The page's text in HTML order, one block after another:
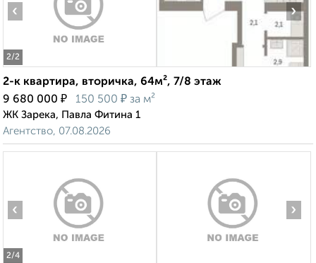
2/2
‹ ›
2-к квартира, вторичка, 64м², 7/8 этаж
9 680 000 ₽ 150 500 ₽ за м²
ЖК Зарека, Павла Фитина 1
Агентство, 07.08.2026
2/4
‹ ›